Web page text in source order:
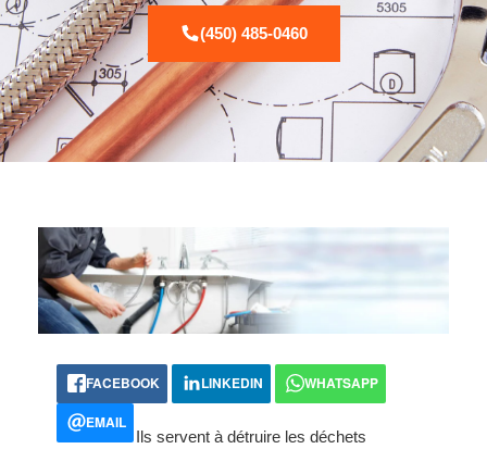
(450) 485-0460
FACEBOOK LINKEDIN
WHATSAPP
EMAIL
Ils servent à détruire les déchets